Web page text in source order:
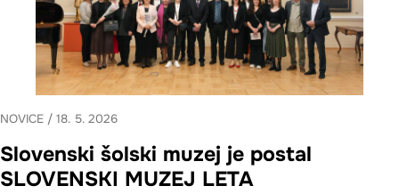
NOVICE / 18. 5. 2026
Slovenski šolski muzej je postal
SLOVENSKI MUZEJ LETA